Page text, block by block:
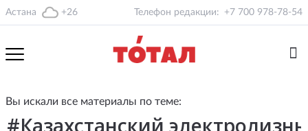
Астана +26 Телефон редакции: +7 700 978-78-54
Вы искали все материалы по теме: